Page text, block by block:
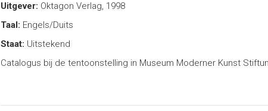
Uitgever: Oktagon Verlag, 1998
Taal: Engels/Duits
Staat: Uitstekend
Catalogus bij de tentoonstelling in Museum Moderner Kunst